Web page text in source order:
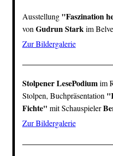
Ausstellung "Faszination
vonGudrun Stark im
Zur Bildergalerie
Stolpener LesePodiumim
Stolpen, Buchpräsentation
Fichte" mit Schauspieler
Zur Bildergalerie